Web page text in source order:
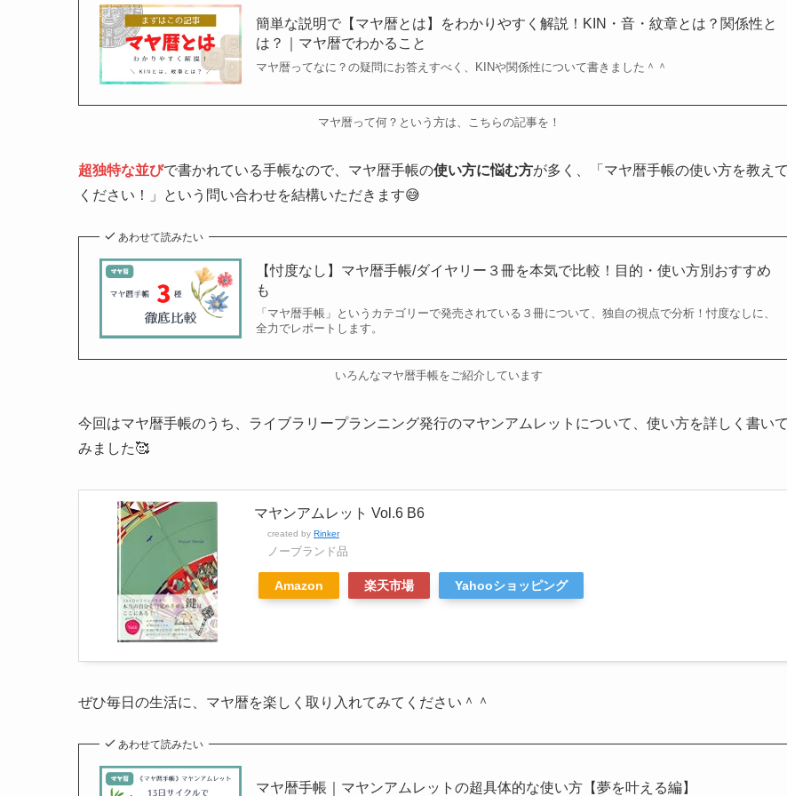
簡単な説明で【マヤ暦とは】をわかりやすく解説！KIN・音・紋章とは？関係性と
は？｜マヤ暦でわかること
マヤ暦ってなに？の疑問にお答えすべく、KINや関係性について書きました＾＾
マヤ暦って何？という方は、こちらの記事を！
超独特な並びで書かれている手帳なので、マヤ暦手帳の使い方に悩む方が多く、「マヤ暦手帳の使い方を教えて
ください！」という問い合わせを結構いただきます😅
あわせて読みたい
【忖度なし】マヤ暦手帳/ダイヤリー３冊を本気で比較！目的・使い方別おすすめ
も
「マヤ暦手帳」というカテゴリーで発売されている３冊について、独自の視点で分析！忖度なしに、
全力でレポートします。
いろんなマヤ暦手帳をご紹介しています
今回はマヤ暦手帳のうち、ライブラリープランニング発行のマヤンアムレット について、使い方を詳しく書いて
みました🥰
マヤンアムレット Vol.6 B6
created by Rinker
ノーブランド品
Amazon 楽天市場 Yahooショッピング
ぜひ毎日の生活に、マヤ暦を楽しく取り入れてみてください＾＾
あわせて読みたい
マヤ暦手帳｜マヤンアムレットの超具体的な使い方【夢を叶える編】